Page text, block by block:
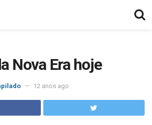
Nova Era hoje
12 anos ago